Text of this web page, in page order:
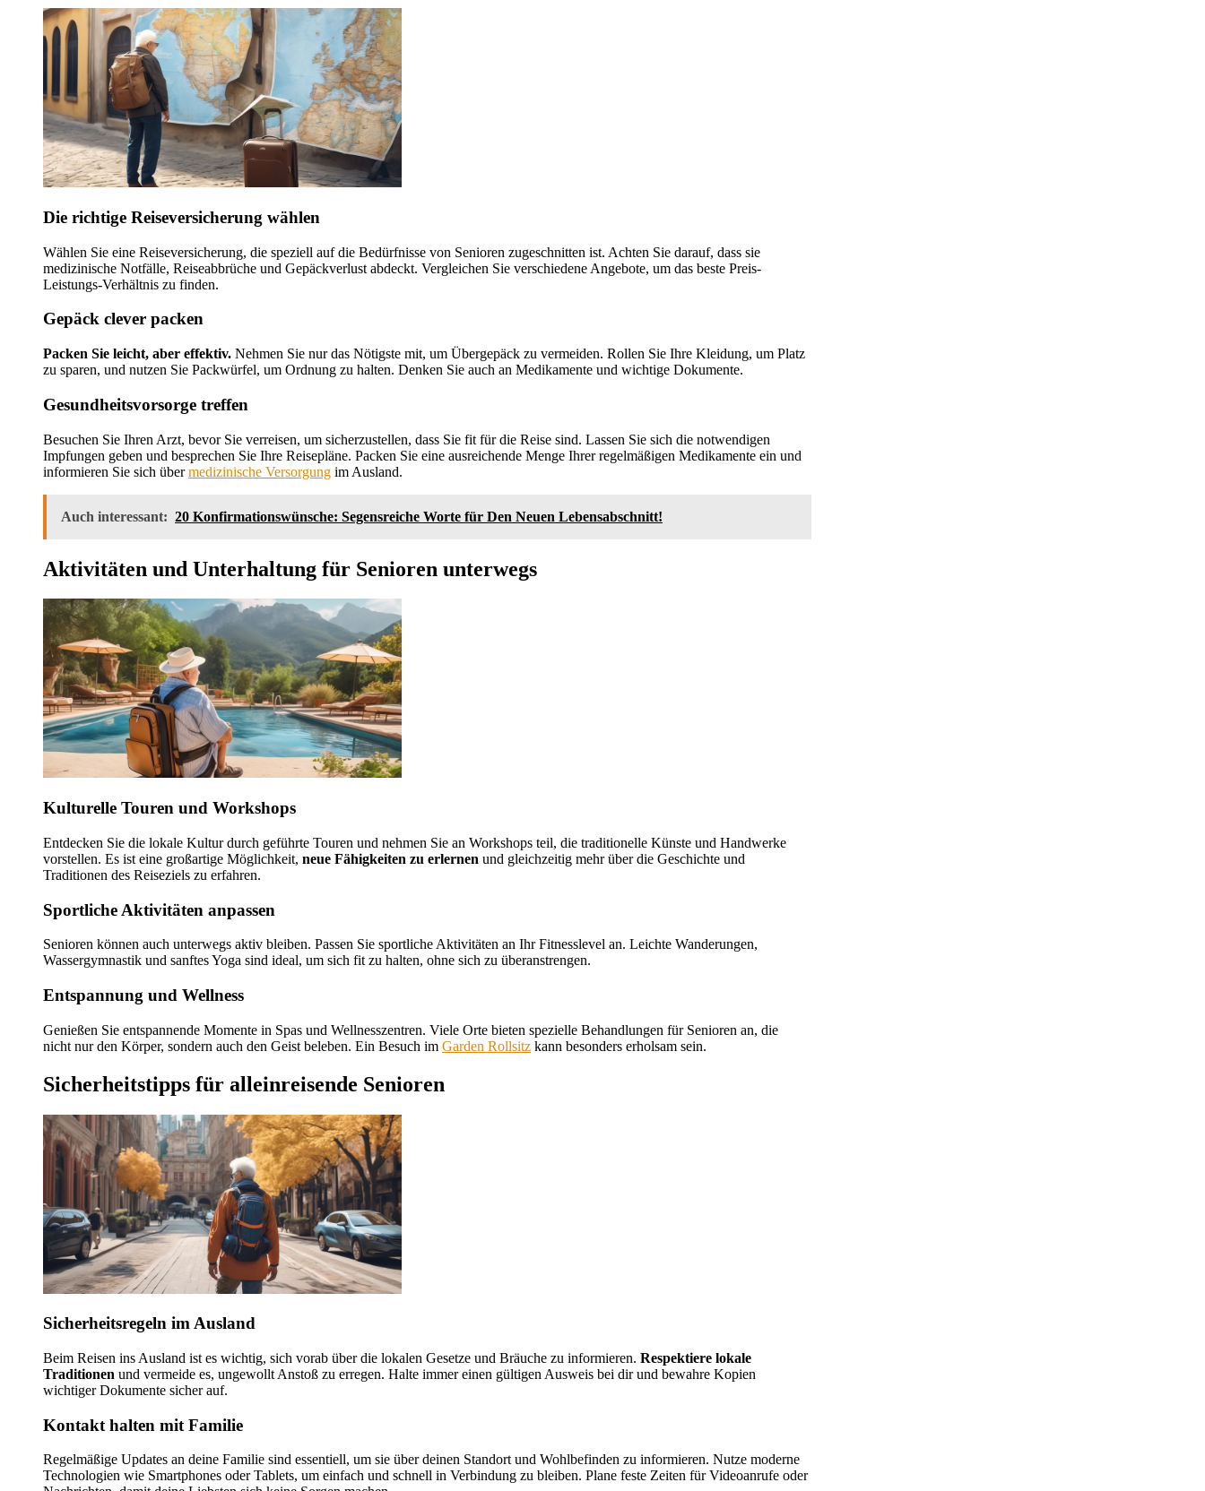
Die richtige Reiseversicherung wählen
Wählen Sie eine Reiseversicherung, die speziell auf die Bedürfnisse von Senioren zugeschnitten ist. Achten Sie darauf, dass sie
medizinische Notfälle, Reiseabbrüche und Gepäckverlust abdeckt. Vergleichen Sie verschiedene Angebote, um das beste Preis-
Leistungs-Verhältnis zu finden.
Gepäck clever packen
Packen Sie leicht, aber effektiv. Nehmen Sie nur das Nötigste mit, um Übergepäck zu vermeiden. Rollen Sie Ihre Kleidung, um Platz
zu sparen, und nutzen Sie Packwürfel, um Ordnung zu halten. Denken Sie auch an Medikamente und wichtige Dokumente.
Gesundheitsvorsorge treffen
Besuchen Sie Ihren Arzt, bevor Sie verreisen, um sicherzustellen, dass Sie fit für die Reise sind. Lassen Sie sich die notwendigen
Impfungen geben und besprechen Sie Ihre Reisepläne. Packen Sie eine ausreichende Menge Ihrer regelmäßigen Medikamente ein und
informieren Sie sich übermedizinische Versorgung im Ausland.
Auch interessant: 20 Konfirmationswünsche: Segensreiche Worte für Den Neuen Lebensabschnitt!
Aktivitäten und Unterhaltung für Senioren unterwegs
Kulturelle Touren und Workshops
Entdecken Sie die lokale Kultur durch geführte Touren und nehmen Sie an Workshops teil, die traditionelle Künste und Handwerke
vorstellen. Es ist eine großartige Möglichkeit, neue Fähigkeiten zu erlernen und gleichzeitig mehr über die Geschichte und
Traditionen des Reiseziels zu erfahren.
Sportliche Aktivitäten anpassen
Senioren können auch unterwegs aktiv bleiben. Passen Sie sportliche Aktivitäten an Ihr Fitnesslevel an. Leichte Wanderungen,
Wassergymnastik und sanftes Yoga sind ideal, um sich fit zu halten, ohne sich zu überanstrengen.
Entspannung und Wellness
Genießen Sie entspannende Momente in Spas und Wellnesszentren. Viele Orte bieten spezielle Behandlungen für Senioren an, die
nicht nur den Körper, sondern auch den Geist beleben. Ein Besuch im Garden Rollsitz kann besonders erholsam sein.
Sicherheitstipps für alleinreisende Senioren
Sicherheitsregeln im Ausland
Beim Reisen ins Ausland ist es wichtig, sich vorab über die lokalen Gesetze und Bräuche zu informieren. Respektiere lokale
Traditionen und vermeide es, ungewollt Anstoß zu erregen. Halte immer einen gültigen Ausweis bei dir und bewahre Kopien
wichtiger Dokumente sicher auf.
Kontakt halten mit Familie
Regelmäßige Updates an deine Familie sind essentiell, um sie über deinen Standort und Wohlbefinden zu informieren. Nutze moderne
Technologien wie Smartphones oder Tablets, um einfach und schnell in Verbindung zu bleiben. Plane feste Zeiten für Videoanrufe oder